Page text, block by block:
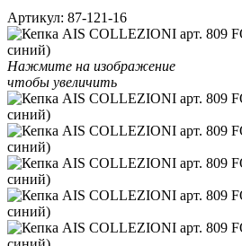
Артикул: 87-121-16
Нажмите на изображение
чтобы увеличить